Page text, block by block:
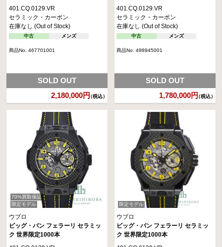
401.CQ.0129.VR
セラミック・カーボン
在庫なし (Out of Stock)
中古 メンズ
商品No. 467701001
2,180,000円（税込）
SOLD OUT
401.CQ.0129.VR
セラミック・カーボン
在庫なし (Out of Stock)
中古 メンズ
商品No. 498945001
1,780,000円（税込）
SOLD OUT
70%買取保証
限定モデル
ウブロ
ビッグ・バン フェラーリ セラミッ
ク 世界限定1000本
限定モデル
ウブロ
ビッグ・バン フェラーリ セラミッ
ク 世界限定1000本